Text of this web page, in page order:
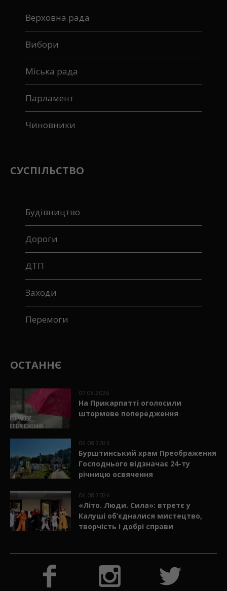
Верховна рада
Вибори
Міська рада
Парламент
Чиновники
СУСПІЛЬСТВО
Будівництво
Дороги
ДТП
Заходи
Перемоги
ОСТАННЄ
07.08.2026
На Прикарпатті оголосили
штормове попередження
06.08.2026
Бурштинський храм Преображення
Господнього відзначає 24-ту
річницю освячення
06.08.2026
«Літо. Люди. Сила»: втретє у
Калуші об’єдналися мистецтво,
творчість і добрі справи